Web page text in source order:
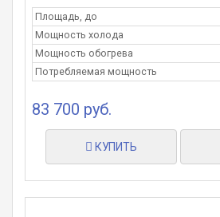
Площадь, до
Мощность холода
Мощность обогрева
Потребляемая мощность
83 700 руб.
КУПИТЬ